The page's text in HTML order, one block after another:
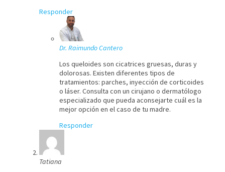
Responder
Dr. Raimundo Cantero
Los queloides son cicatrices gruesas, duras y
dolorosas. Existen diferentes tipos de
tratamientos: parches, inyección de corticoides
o láser. Consulta con un cirujano o dermatólogo
especializado que pueda aconsejarte cuál es la
mejor opción en el caso de tu madre.
Responder
Tatiana